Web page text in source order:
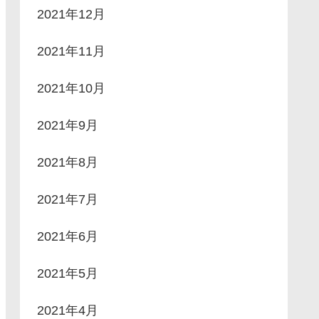
2021年12月
2021年11月
2021年10月
2021年9月
2021年8月
2021年7月
2021年6月
2021年5月
2021年4月